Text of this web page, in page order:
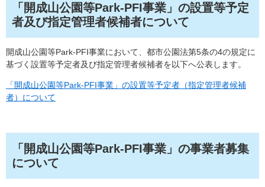
「開成山公園等Park-PFI事業」の設置等予定
者及び指定管理者候補者について
開成山公園等Park-PFI事業において、都市公園法第5条の4の規定に
基づく設置等予定者及び指定管理者候補者を以下へ公表します。
「開成山公園等Park-PFI事業」の設置等予定者（指定管理者候補
者）について​
「開成山公園等Park-PFI事業」の事業者募集
について